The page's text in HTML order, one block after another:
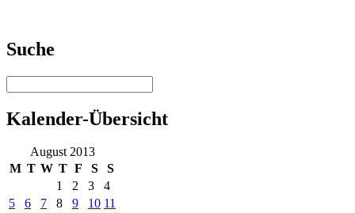
Suche
Kalender-Übersicht
August 2013
M T W T F S
S
1
2 3
4
5
6 7 8 9 10 11